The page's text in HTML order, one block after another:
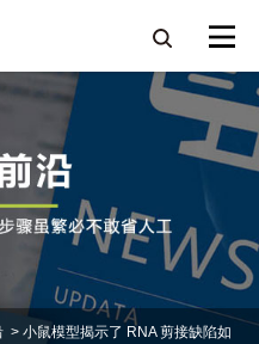
> 小鼠模型揭示了 RNA 剪接缺陷如